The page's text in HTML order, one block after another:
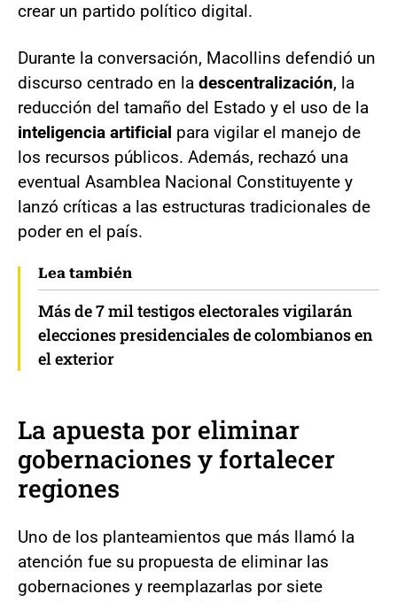
crear un partido político digital.
Durante la conversación, Macollins defendió un
discurso centrado en la descentralización, la
reducción del tamaño del Estado y el uso de la
inteligencia artificial para vigilar el manejo de
los recursos públicos. Además, rechazó una
eventual Asamblea Nacional Constituyente y
lanzó críticas a las estructuras tradicionales de
poder en el país.
Lea también
Más de 7 mil testigos electorales vigilarán
elecciones presidenciales de colombianos en
el exterior
La apuesta por eliminar
gobernaciones y fortalecer
regiones
Uno de los planteamientos que más llamó la
atención fue su propuesta de eliminar las
gobernaciones y reemplazarlas por siete